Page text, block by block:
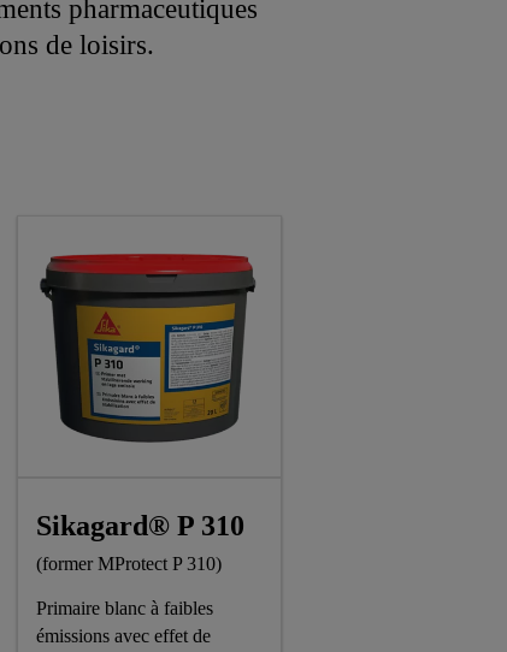
pharmaceutiques
de loisirs.
Sikagard® P 310
(former MProtect P 310)
Primaire blanc à faibles
émissions avec effet de